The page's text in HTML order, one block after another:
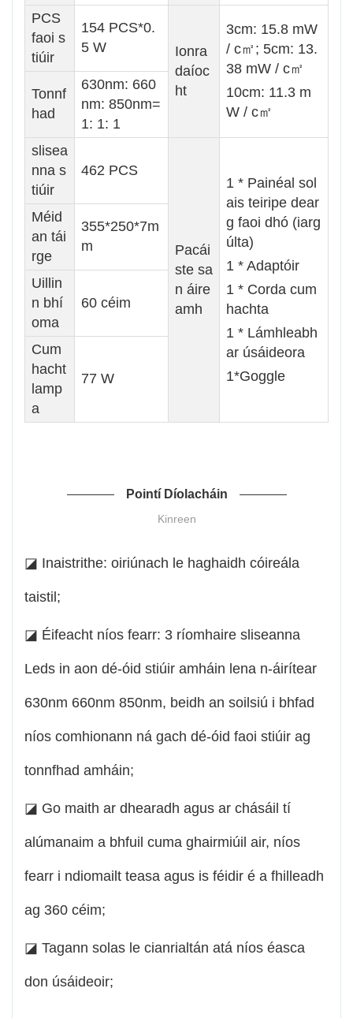
PCS
faoi s
tiúir
154 PCS*0.
5 W
Ionra
daíoc
ht
3cm: 15.8 mW
/ c㎡; 5cm: 13.
38 mW / c㎡
10cm: 11.3 m
W / c㎡
Tonnf
had
630nm: 660
nm: 850nm=
1: 1: 1
slisea
nna s
tiúir
462 PCS
Pacái
ste sa
n áire
amh
1 * Painéal sol
ais teiripe dear
g faoi dhó (iarg
últa)
1 * Adaptóir
1 * Corda cum
hachta
1 * Lámhleabh
ar úsáideora
1*Goggle
Méid
an tái
rge
355*250*7m
m
Uillin
n bhí
oma
60 céim
Cum
hacht
lamp
a
77 W
Pointí Díolacháin
Kinreen
◪ Inaistrithe: oiriúnach le haghaidh cóireála
taistil;
◪ Éifeacht níos fearr: 3 ríomhaire sliseanna
Leds in aon dé-óid stiúir amháin lena n-áirítear
630nm 660nm 850nm, beidh an soilsiú i bhfad
níos comhionann ná gach dé-óid faoi stiúir ag
tonnfhad amháin;
◪ Go maith ar dhearadh agus ar chásáil tí
alúmanaim a bhfuil cuma ghairmiúil air, níos
fearr i ndiomailt teasa agus is féidir é a fhilleadh
ag 360 céim;
◪ Tagann solas le cianrialtán atá níos éasca
don úsáideoir;